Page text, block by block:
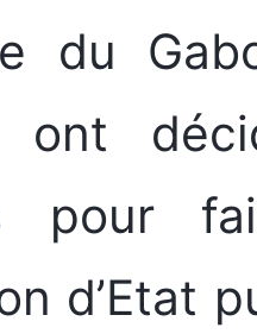
du
ont
pour
d’Etat